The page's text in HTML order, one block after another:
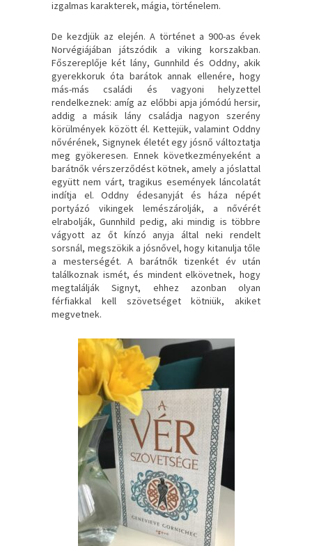
izgalmas karakterek, mágia, történelem.
De kezdjük az elején. A történet a 900-as évek
Norvégiájában játszódik a viking korszakban.
Főszereplője két lány, Gunnhild és Oddny, akik
gyerekkoruk óta barátok annak ellenére, hogy
más-más családi és vagyoni helyzettel
rendelkeznek: amíg az előbbi apja jómódú hersir,
addig a másik lány családja nagyon szerény
körülmények között él. Kettejük, valamint Oddny
nővérének, Signynek életét egy jósnő változtatja
meg gyökeresen. Ennek következményeként a
barátnők vérszerződést kötnek, amely a jóslattal
együtt nem várt, tragikus események láncolatát
indítja el. Oddny édesanyját és háza népét
portyázó vikingek lemészárolják, a nővérét
elrabolják, Gunnhild pedig, aki mindig is többre
vágyott az őt kínzó anyja által neki rendelt
sorsnál, megszökik a jósnővel, hogy kitanulja tőle
a mesterségét. A barátnők tizenkét év után
találkoznak ismét, és mindent elkövetnek, hogy
megtalálják Signyt, ehhez azonban olyan
férfiakkal kell szövetséget kötniük, akiket
megvetnek.